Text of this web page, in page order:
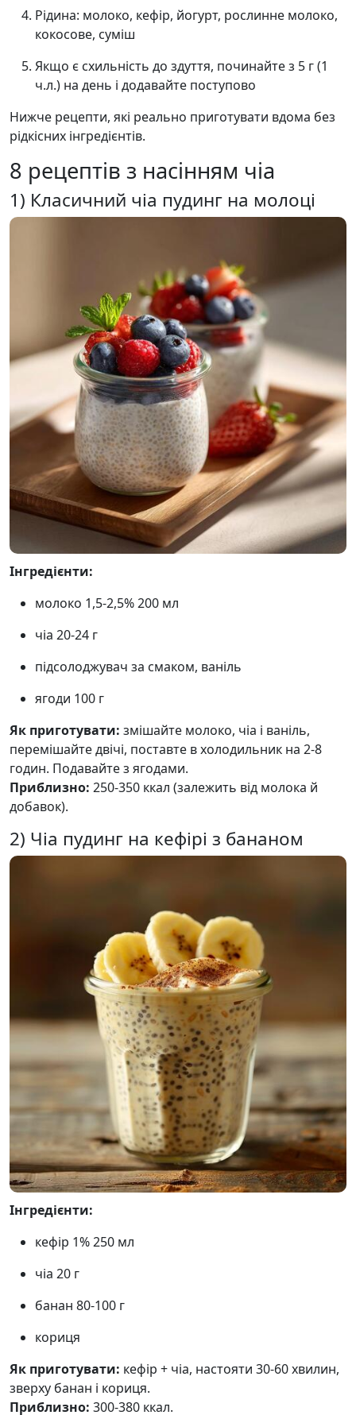
Рідина: молоко, кефір, йогурт, рослинне молоко,
кокосове, суміш
Якщо є схильність до здуття, починайте з 5 г (1
ч.л.) на день і додавайте поступово
Нижче рецепти, які реально приготувати вдома без
рідкісних інгредієнтів.
8 рецептів з насінням чіа
1) Класичний чіа пудинг на молоці
Інгредієнти:
молоко 1,5-2,5% 200 мл
чіа 20-24 г
підсолоджувач за смаком, ваніль
ягоди 100 г
Як приготувати: змішайте молоко, чіа і ваніль,
перемішайте двічі, поставте в холодильник на 2-8
годин. Подавайте з ягодами.
Приблизно: 250-350 ккал (залежить від молока й
добавок).
2) Чіа пудинг на кефірі з бананом
Інгредієнти:
кефір 1% 250 мл
чіа 20 г
банан 80-100 г
кориця
Як приготувати: кефір + чіа, настояти 30-60 хвилин,
зверху банан і кориця.
Приблизно: 300-380 ккал.